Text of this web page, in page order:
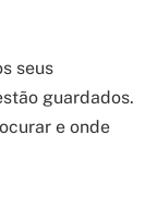
seus
guardados.
e onde